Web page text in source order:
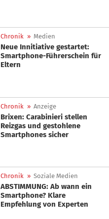
Chronik » Medien
Neue Innitiative gestartet:
Smartphone-Führerschein für
Eltern
Chronik » Anzeige
Brixen: Carabinieri stellen
Reizgas und gestohlene
Smartphones sicher
Chronik » Soziale Medien
ABSTIMMUNG: Ab wann ein
Smartphone? Klare
Empfehlung von Experten